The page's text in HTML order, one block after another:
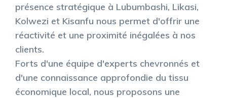
présence stratégique à Lubumbashi, Likasi,
Kolwezi et Kisanfu nous permet d'offrir une
réactivité et une proximité inégalées à nos
clients.
Forts d'une équipe d'experts chevronnés et
d'une connaissance approfondie du tissu
économique local, nous proposons une